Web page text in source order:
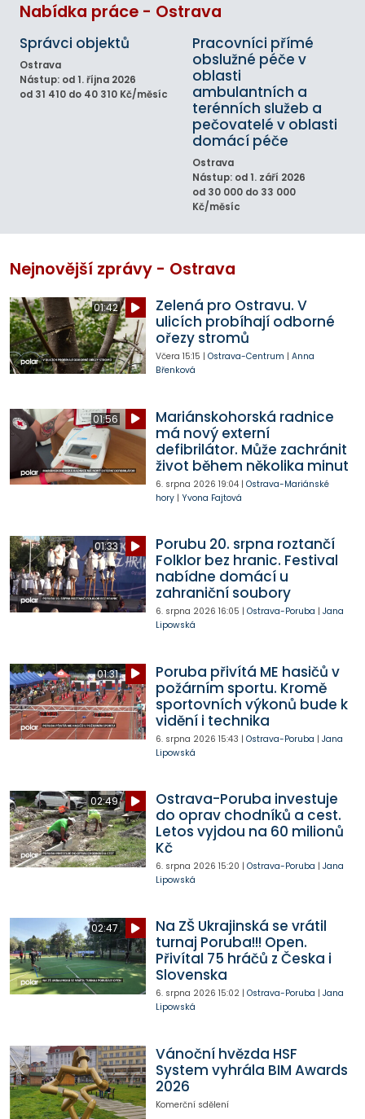
Nabídka práce - Ostrava
Správci objektů
Ostrava
Nástup: od 1. října 2026
od 31 410 do 40 310 Kč/měsíc
Pracovníci přímé
obslužné péče v
oblasti
ambulantních a
terénních služeb a
pečovatelé v oblasti
domácí péče
Ostrava
Nástup: od 1. září 2026
od 30 000 do 33 000
Kč/měsíc
Nejnovější zprávy - Ostrava
01:42
Zelená pro Ostravu. V
ulicích probíhají odborné
ořezy stromů
Včera 15:15 | Ostrava-Centrum | Anna
Břenková
01:56
Mariánskohorská radnice
má nový externí
defibrilátor. Může zachránit
život během několika minut
6. srpna 2026 19:04| Ostrava-Mariánské
hory| Yvona Fajtová
01:33
Porubu 20. srpna roztančí
Folklor bez hranic. Festival
nabídne domácí u
zahraniční soubory
6. srpna 2026 16:05 | Ostrava-Poruba | Jana
Lipowská
01:31
Poruba přivítá ME hasičů v
požárním sportu. Kromě
sportovních výkonů bude k
vidění i technika
6. srpna 2026 15:43 | Ostrava-Poruba | Jana
Lipowská
02:49
Ostrava-Poruba investuje
do oprav chodníků a cest.
Letos vyjdou na 60 milionů
Kč
6. srpna 2026 15:20 | Ostrava-Poruba | Jana
Lipowská
02:47
Na ZŠ Ukrajinská se vrátil
turnaj Poruba!!! Open.
Přivítal 75 hráčů z Česka i
Slovenska
6. srpna 2026 15:02| Ostrava-Poruba | Jana
Lipowská
Vánoční hvězda HSF
System vyhrála BIM Awards
2026
Komerční sdělení